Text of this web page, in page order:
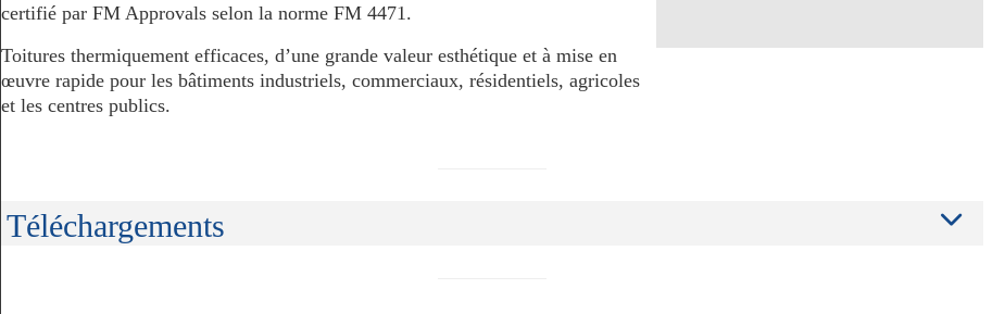
certifié par FM Approvals selon la norme FM 4471.
Toitures thermiquement efficaces, d’une grande valeur esthétique et à mise en
œuvre rapide pour les bâtiments industriels, commerciaux, résidentiels, agricoles
et les centres publics.
Téléchargements